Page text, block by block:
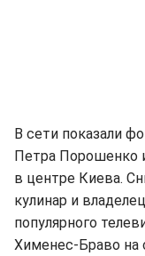
В сети показали
Петра Порошенко
в центре Киева.
кулинар и
популярного
Хименес-Браво на